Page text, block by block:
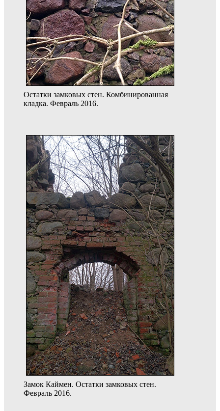
Остатки замковых стен. Комбинированная
кладка. Февраль 2016.
Замок Каймен. Остатки замковых стен.
Февраль 2016.